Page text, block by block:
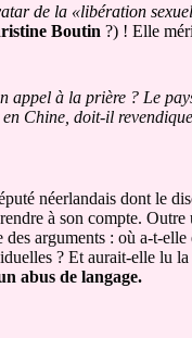
de la «libération
Boutin ?) ! Elle
appel à la prière ? Le
Chine, doit-il
néerlandais dont le
à son compte.
arguments : où a-t-
? Et aurait-elle lu
abus de langage.